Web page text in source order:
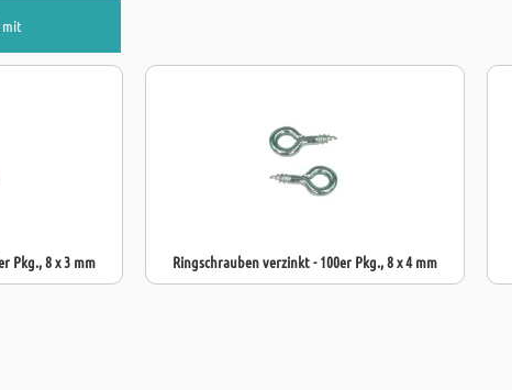
mit
Pkg., 8 x 3 mm Ringschrauben verzinkt - 100er Pkg., 8 x 4 mm